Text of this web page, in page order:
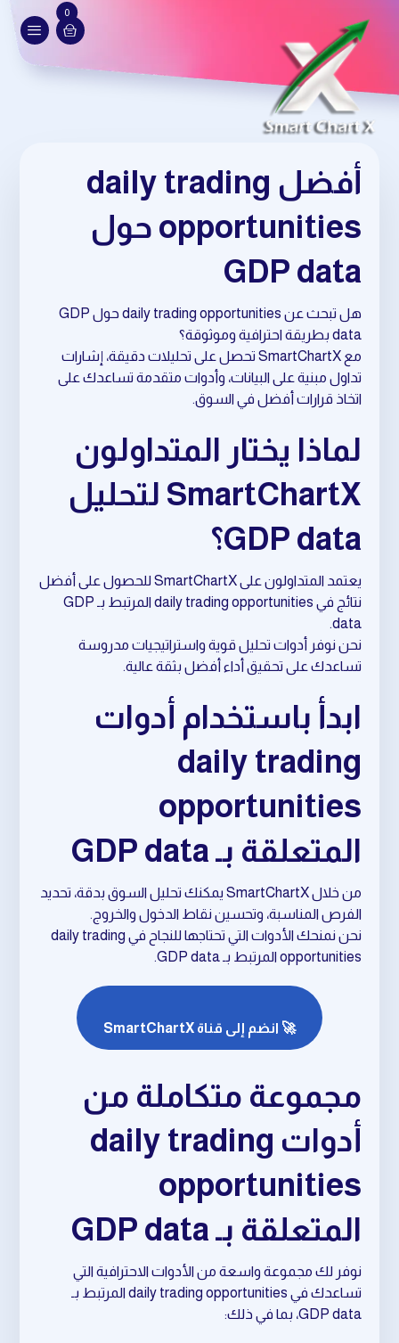
0
أفضل daily trading
opportunities حول
GDP data
هل تبحث عن daily trading opportunities حول GDP
data بطريقة احترافية وموثوقة؟
مع SmartChartX تحصل على تحليلات دقيقة، إشارات
تداول مبنية على البيانات، وأدوات متقدمة تساعدك على
اتخاذ قرارات أفضل في السوق.
لماذا يختار المتداولون
SmartChartX لتحليل
GDP data؟
يعتمد المتداولون على SmartChartX للحصول على أفضل
نتائج في daily trading opportunities المرتبط بـ GDP
data.
نحن نوفر أدوات تحليل قوية واستراتيجيات مدروسة
تساعدك على تحقيق أداء أفضل بثقة عالية.
ابدأ باستخدام أدوات
daily trading
opportunities
المتعلقة بـ GDP data
من خلال SmartChartX يمكنك تحليل السوق بدقة، تحديد
الفرص المناسبة، وتحسين نقاط الدخول والخروج.
نحن نمنحك الأدوات التي تحتاجها للنجاح في daily trading
opportunities المرتبط بـ GDP data.
🚀 انضم إلى قناة SmartChartX
مجموعة متكاملة من
أدوات daily trading
opportunities
المتعلقة بـ GDP data
نوفر لك مجموعة واسعة من الأدوات الاحترافية التي
تساعدك في daily trading opportunities المرتبط بـ
GDP data، بما في ذلك: